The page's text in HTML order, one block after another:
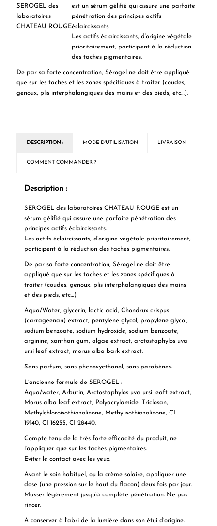
SEROGEL des
laboratoires
CHATEAU ROUGE
est un sérum gélifié qui assure une parfaite
pénétration des principes actifs
éclaircissants.
Les actifs éclaircissants, d’origine végétale
prioritairement, participent à la réduction
des taches pigmentaires.
De par sa forte concentration, Sérogel ne doit être appliqué
que sur les taches et les zones spécifiques à traiter (coudes,
genoux, plis interphalangiques des mains et des pieds, etc…).
DESCRIPTION : MODE D'UTILISATION LIVRAISON
COMMENT COMMANDER ?
Description :
SEROGEL des laboratoires CHATEAU ROUGEest un
sérum gélifié qui assure une parfaite pénétration des
principes actifs éclaircissants.
Les actifs éclaircissants, d’origine végétale prioritairement,
participent à la réduction des taches pigmentaires.
De par sa forte concentration, Sérogel ne doit être
appliqué que sur les taches et les zones spécifiques à
traiter (coudes, genoux, plis interphalangiques des mains
et des pieds, etc…).
Aqua/Water, glycerin, lactic acid, Chondrux crispus
(carrageenan) extract, pentylene glycol, propylene glycol,
sodium benzoate, sodium hydroxide, sodium benzoate,
arginine, xanthan gum, algae extract, arctostaphylos uva
ursi leaf extract, morus alba bark extract.
Sans parfum, sans phenoxyethanol, sans parabènes.
L’ancienne formule de SEROGEL :
Aqua/water, Arbutin, Arctostaphylos uva ursi leaft extract,
Morus alba leaf extract, Polyacrylamide, Triclosan,
Methylchloroisothiazolinone, Methylisothiazolinone, CI
19140, CI 16255, CI 28440.
Compte tenu de la très forte efficacité du produit, ne
l’appliquer que sur les taches pigmentaires.
Eviter le contact avec les yeux.
Avant le soin habituel, ou la crème solaire, appliquer une
dose (une pression sur le haut du flacon) deux fois par jour.
Masser légèrement jusqu’à complète pénétration. Ne pas
rincer.
A conserver à l’abri de la lumière dans son étui d’origine.